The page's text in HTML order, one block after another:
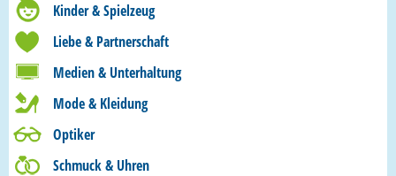
Kinder & Spielzeug
Liebe & Partnerschaft
Medien & Unterhaltung
Mode & Kleidung
Optiker
Schmuck & Uhren